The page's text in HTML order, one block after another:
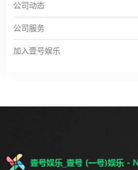
公司动态
公司服务
加入壹号娱乐